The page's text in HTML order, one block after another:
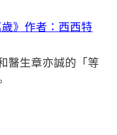
歲》作者：西西特
醫生章亦誠的「等